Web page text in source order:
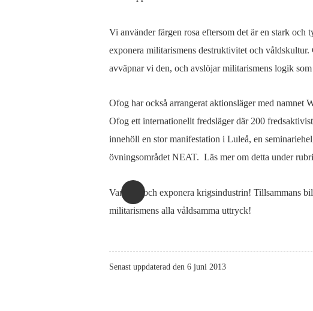
Vi använder färgen rosa eftersom det är en stark
exponera militarismens destruktivitet och
avväpnar vi den, och avslöjar militarismens logik
Ofog har också arrangerat aktionsläger med namnet
Ofog ett internationellt fredsläger där 200
innehöll en stor manifestation i Luleå, en
övningsområdet NEAT. Läs mer om detta under
Var med och exponera krigsindustrin! Tillsammans
militarismens alla våldsamma uttryck!
Senast uppdaterad den 6 juni 2013